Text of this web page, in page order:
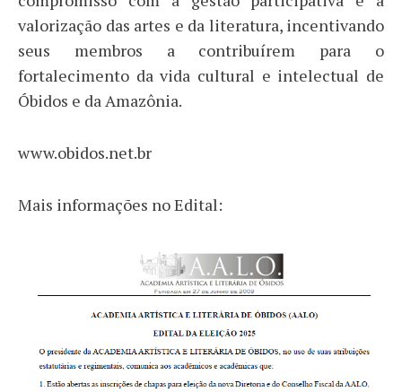
valorização das artes e da literatura, incentivando
seus membros a contribuírem para o
fortalecimento da vida cultural e intelectual de
Óbidos e da Amazônia.
www.obidos.net.br
Mais informações no Edital: